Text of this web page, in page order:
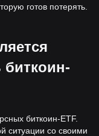
готов потерять.
биткоин-ETF.
ситуации со своими